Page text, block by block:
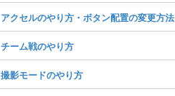
アクセルのやり方・ボタン配置の変更方法
チーム戦のやり方
撮影モードのやり方